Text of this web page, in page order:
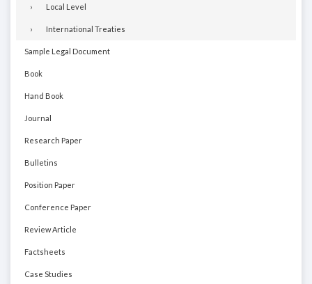
Local Level
International Treaties
Sample Legal Document
Book
Hand Book
Journal
Research Paper
Bulletins
Position Paper
Conference Paper
Review Article
Factsheets
Case Studies